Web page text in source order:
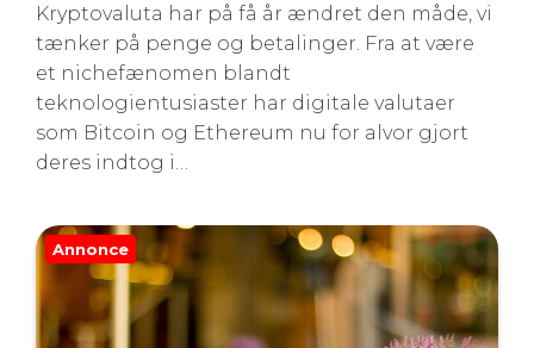
Kryptovaluta har på få år ændret den måde, vi
tænker på penge og betalinger. Fra at være
et nichefænomen blandt
teknologientusiaster har digitale valutaer
som Bitcoin og Ethereum nu for alvor gjort
deres indtog i…
Annonce